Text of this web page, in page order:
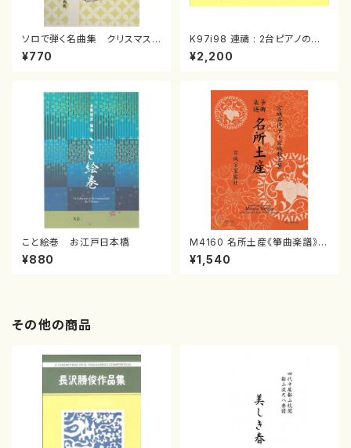
ソロで弾く名曲集 クリスマス・
イブ／恋人がサンタクロース(
箏独奏 /大平光美 編曲/楽
¥770
K97i98 連禱 : 2台ピアノのた
めの（2 Pianos / 菊池 幸夫 /
楽譜）
¥2,200
こと絵巻 お江戸日本橋
¥880
M4160 名所土産《箏曲楽譜》
（箏/宮城喜代子・宮城数江著・
宮城宗家監修/箏曲古典楽譜）
¥1,540
その他の商品